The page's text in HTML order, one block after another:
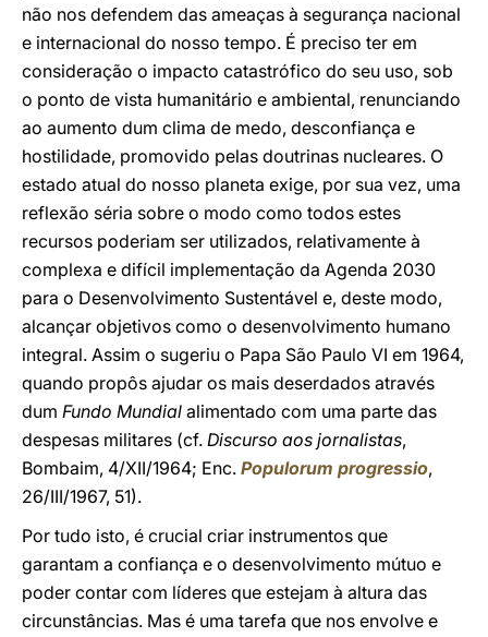
não nos defendem das ameaças à segurança nacional
e internacional do nosso tempo. É preciso ter em
consideração o impacto catastrófico do seu uso, sob
o ponto de vista humanitário e ambiental, renunciando
ao aumento dum clima de medo, desconfiança e
hostilidade, promovido pelas doutrinas nucleares. O
estado atual do nosso planeta exige, por sua vez, uma
reflexão séria sobre o modo como todos estes
recursos poderiam ser utilizados, relativamente à
complexa e difícil implementação da Agenda 2030
para o Desenvolvimento Sustentável e, deste modo,
alcançar objetivos como o desenvolvimento humano
integral. Assim o sugeriu o Papa São Paulo VI em 1964,
quando propôs ajudar os mais deserdados através
dum Fundo Mundial alimentado com uma parte das
despesas militares (cf. Discurso aos jornalistas,
Bombaim, 4/XII/1964; Enc. Populorum progressio,
26/III/1967, 51).
Por tudo isto, é crucial criar instrumentos que
garantam a confiança e o desenvolvimento mútuo e
poder contar com líderes que estejam à altura das
circunstâncias. Mas é uma tarefa que nos envolve e